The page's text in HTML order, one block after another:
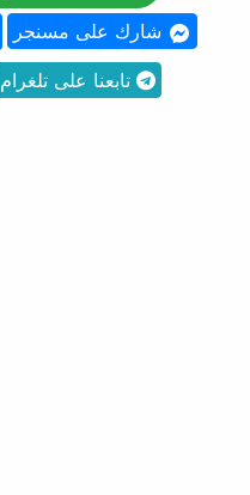
شارك على مسنجر
تابعنا على تلغرام